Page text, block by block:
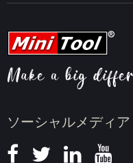
ソーシャルメディア
動画圧縮のヒント
ニュース